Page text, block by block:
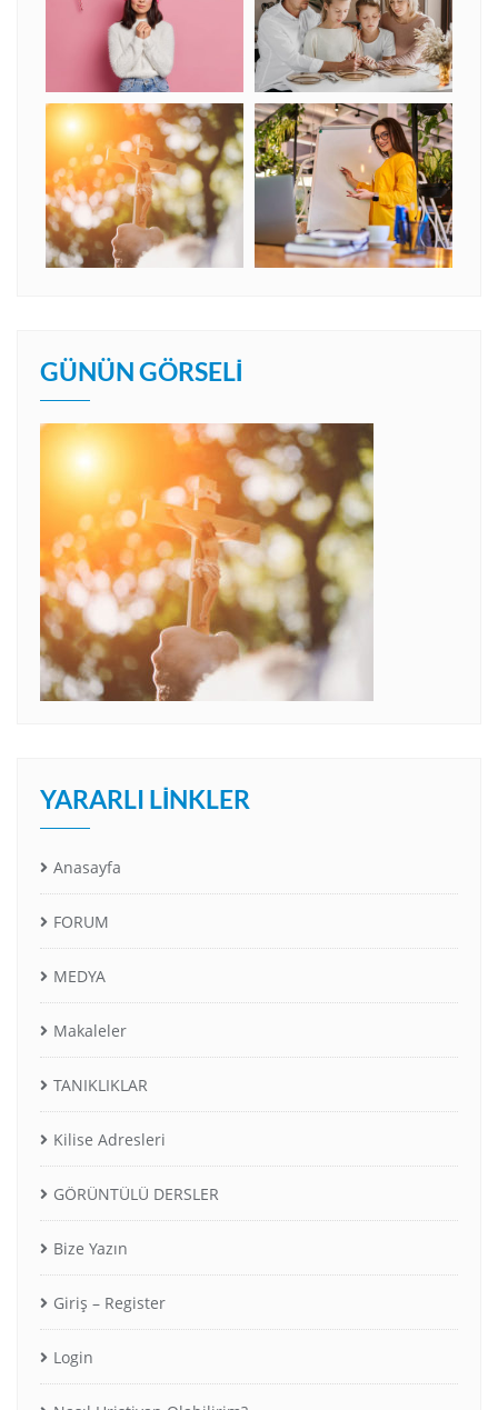
GÜNÜN GÖRSELI
YARARLI LINKLER
Anasayfa
FORUM
MEDYA
Makaleler
TANIKLIKLAR
Kilise Adresleri
GÖRÜNTÜLÜ DERSLER
Bize Yazın
Giriş – Register
Login